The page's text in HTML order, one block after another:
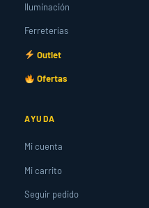
Iluminación
Ferreterías
Outlet
Ofertas
AYUDA
Mi cuenta
Mi carrito
Seguir pedido